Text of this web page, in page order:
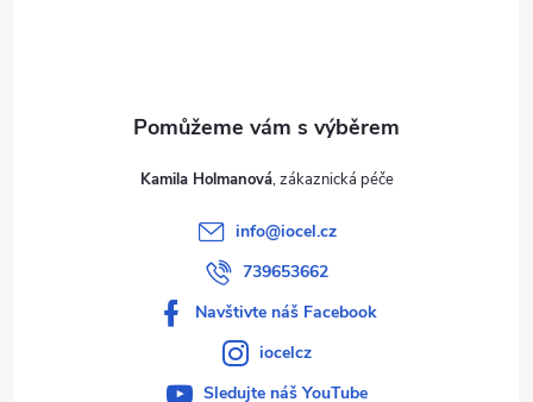
Kamila Holmanová
info@iocel.cz
739653662
Navštivte náš Facebook
iocelcz
Sledujte náš YouTube